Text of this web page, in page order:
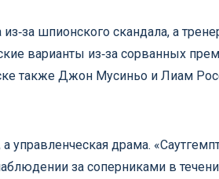
шпионского скандала, а
варианты из‑за сорванных
также Джон Мусиньо и Лиам
драма.
за соперниками в